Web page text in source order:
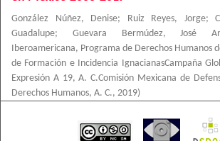
González Núñez, Denise; Ruiz Reyes, Jorge;
Guadalupe; Guevara Bermúdez, José
Iberoamericana, Programa de Derechos Humanos
de Formación e Incidencia IgnacianasCampaña
Expresión A 19, A. C.Comisión Mexicana de
Derechos Humanos, A. C., 2019)